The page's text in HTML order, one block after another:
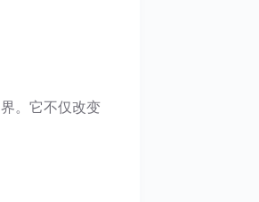
。它不仅改变